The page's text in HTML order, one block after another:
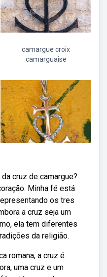
camargue croix
camarguaise
cruz de camargue?
Minha fé está
os tres
a cruz seja um
ela tem diferentes
da religião.
romana, a cruz é.
uma cruz e um